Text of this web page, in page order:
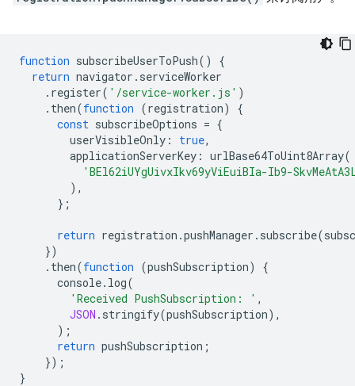
function subscribeUserToPush()
{
return navigator . serviceWorker
. register( '/service-worker.js' )
. then(function (registration)
{
const subscribeOptions = {
userVisibleOnly : true,
applicationServerKey : urlBase64ToUint8Array(
'BEl62iUYgUivxIkv69yViEuiBIa-Ib9-
),
};
return registration .pushManager . subscribe(
})
. then(function (pushSubscription)
{
console. log(
'Received PushSubscription: ' ,
JSON . stringify(pushSubscription),
);
return pushSubscription ;
});
}